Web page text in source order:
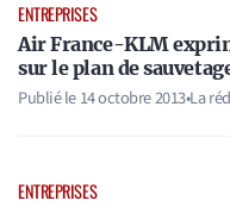
ENTREPRISES
Air France-KLM
sur le plan de
Publié le14 octobre 2013•La
ENTREPRISES